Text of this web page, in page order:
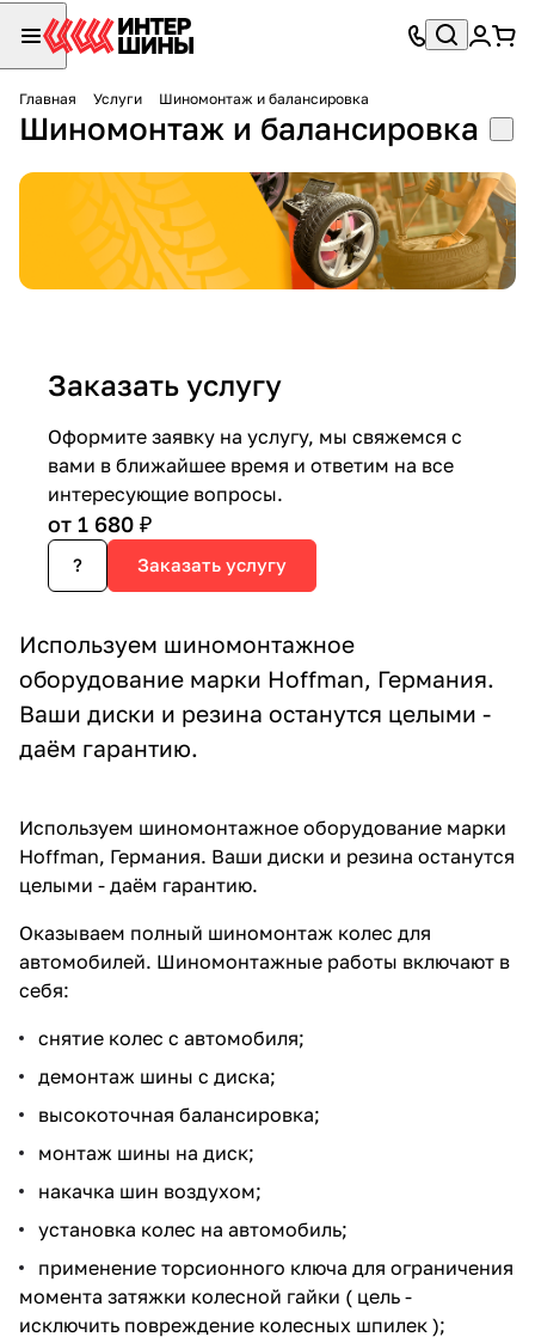
Главная Услуги Шиномонтаж и балансировка
Шиномонтаж и балансировка
Заказать услугу
Оформите заявку на услугу, мы свяжемся с
вами в ближайшее время и ответим на все
интересующие вопросы.
от 1 680 ₽
? Заказать услугу
Используем шиномонтажное
оборудование марки Hoffman, Германия.
Ваши диски и резина останутся целыми -
даём гарантию.
Используем шиномонтажное оборудование марки
Hoffman, Германия. Ваши диски и резина останутся
целыми - даём гарантию.
Оказываем полный шиномонтаж колес для
автомобилей. Шиномонтажные работы включают в
себя:
снятие колес с автомобиля;
демонтаж шины с диска;
высокоточная балансировка;
монтаж шины на диск;
накачка шин воздухом;
установка колес на автомобиль;
применение торсионного ключа для ограничения
момента затяжки колесной гайки ( цель -
исключить повреждение колесных шпилек );